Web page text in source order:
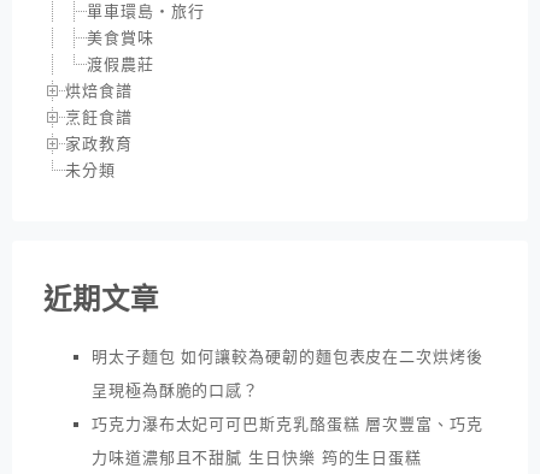
單車環島‧旅行
美食賞味
渡假農莊
烘焙食譜
烹飪食譜
家政教育
未分類
近期文章
明太子麵包 如何讓較為硬韌的麵包表皮在二次烘烤後
呈現極為酥脆的口感？
巧克力瀑布太妃可可巴斯克乳酪蛋糕 層次豐富、巧克
力味道濃郁且不甜膩 生日快樂 筠的生日蛋糕